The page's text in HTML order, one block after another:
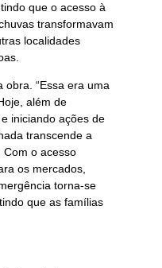
que o acesso à
transformavam
localidades
obra. “Essa era uma
além de
iniciando ações de
transcende a
Com o acesso
os mercados,
torna-se
que as famílias